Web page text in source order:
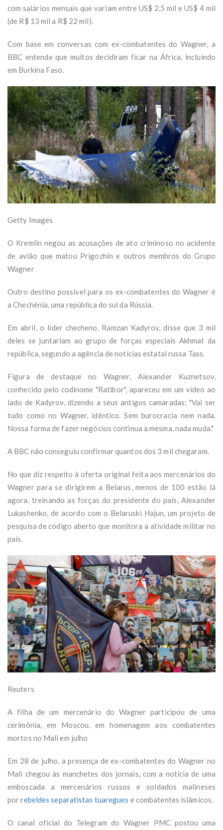
com salários mensais que variam entre US$ 2,5 mil e US$ 4 mil
(de R$ 13 mil a R$ 22 mil).
Com base em conversas com ex-combatentes do Wagner, a
BBC entende que muitos decidiram ficar na África, incluindo
em Burkina Faso.
Getty Images
O Kremlin negou as acusações de ato criminoso no acidente
de avião que matou Prigozhin e outros membros do Grupo
Wagner
Outro destino possível para os ex-combatentes do Wagner é
a Chechênia, uma república do sul da Rússia.
Em abril, o líder checheno, Ramzan Kadyrov, disse que 3 mil
deles se juntariam ao grupo de forças especiais Akhmat da
república, segundo a agência de notícias estatal russa Tass.
Figura de destaque no Wagner, Alexander Kuznetsov,
conhecido pelo codinome "Ratibor", apareceu em um vídeo ao
lado de Kadyrov, dizendo a seus antigos camaradas: "Vai ser
tudo como no Wagner, idêntico. Sem burocracia nem nada.
Nossa forma de fazer negócios continua a mesma, nada muda."
A BBC não conseguiu confirmar quantos dos 3 mil chegaram.
No que diz respeito à oferta original feita aos mercenários do
Wagner para se dirigirem a Belarus, menos de 100 estão lá
agora, treinando as forças do presidente do país, Alexander
Lukashenko, de acordo com o Belaruski Hajun, um projeto de
pesquisa de código aberto que monitora a atividade militar no
país.
Reuters
A filha de um mercenário do Wagner participou de uma
cerimônia, em Moscou, em homenagem aos combatentes
mortos no Mali em julho
Em 28 de julho, a presença de ex-combatentes do Wagner no
Mali chegou às manchetes dos jornais, com a notícia de uma
emboscada a mercenários russos e soldados malineses
porrebeldes separatistas tuaregues e combatentes islâmicos.
O canal oficial do Telegram do Wagner PMC postou uma